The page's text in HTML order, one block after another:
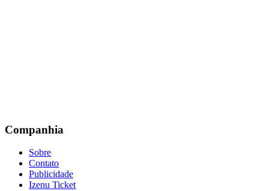
Companhia
Sobre
Contato
Publicidade
Izenu Ticket